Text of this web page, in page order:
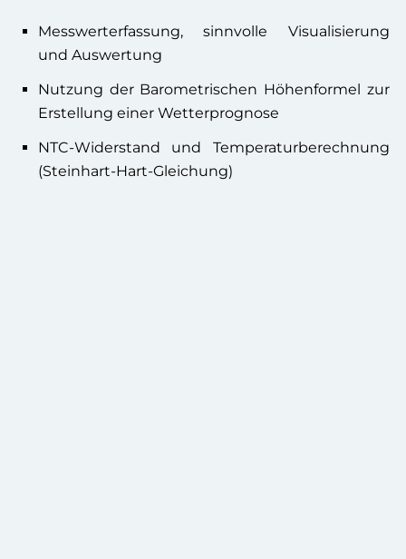
Messwerterfassung, sinnvolle Visualisierung
und Auswertung
Nutzung der Barometrischen Höhenformel zur
Erstellung einer Wetterprognose
NTC-Widerstand und Temperaturberechnung
(Steinhart-Hart-Gleichung)